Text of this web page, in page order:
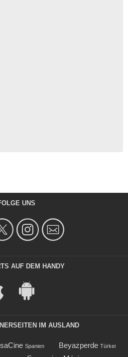
UNS
AUF DEM HANDY
IM AUSLAND
Spanien Beyazperde Türkei